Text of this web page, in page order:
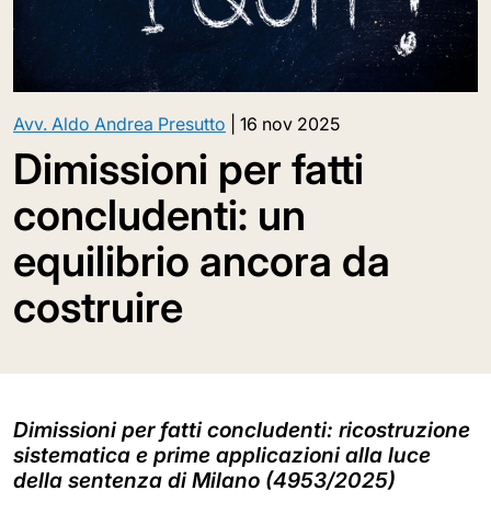
Avv. Aldo Andrea Presutto 16 nov 2025
Dimissioni per fatti
concludenti: un
equilibrio ancora da
costruire
Dimissioni per fatti concludenti: ricostruzione
sistematica e prime applicazioni alla luce
della sentenza di Milano (4953/2025)